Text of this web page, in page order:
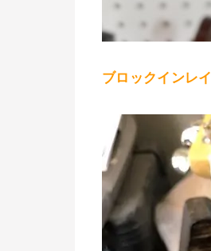
ブロックインレイ